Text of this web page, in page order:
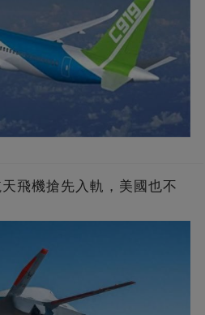
飛機搶先入軌，美國也不